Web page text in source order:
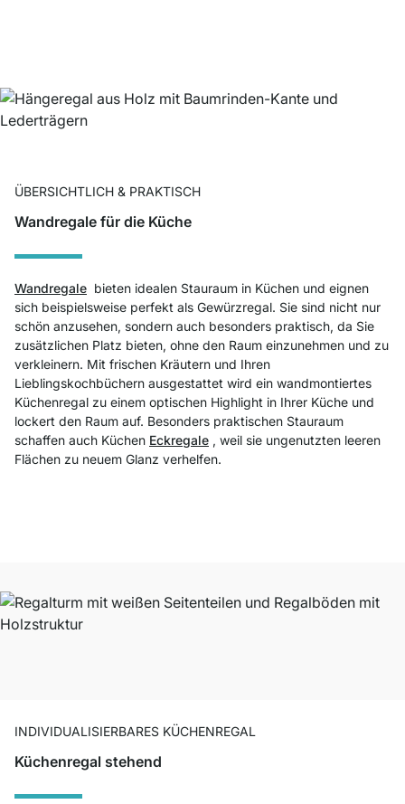
ÜBERSICHTLICH & PRAKTISCH
Wandregale für die Küche
Wandregale bieten idealen Stauraum in Küchen und eignen
sich beispielsweise perfekt als Gewürzregal. Sie sind nicht nur
schön anzusehen, sondern auch besonders praktisch, da Sie
zusätzlichen Platz bieten, ohne den Raum einzunehmen und zu
verkleinern. Mit frischen Kräutern und Ihren
Lieblingskochbüchern ausgestattet wird ein wandmontiertes
Küchenregal zu einem optischen Highlight in Ihrer Küche und
lockert den Raum auf. Besonders praktischen Stauraum
schaffen auch Küchen Eckregale , weil sie ungenutzten leeren
Flächen zu neuem Glanz verhelfen.
INDIVIDUALISIERBARES KÜCHENREGAL
Küchenregal stehend